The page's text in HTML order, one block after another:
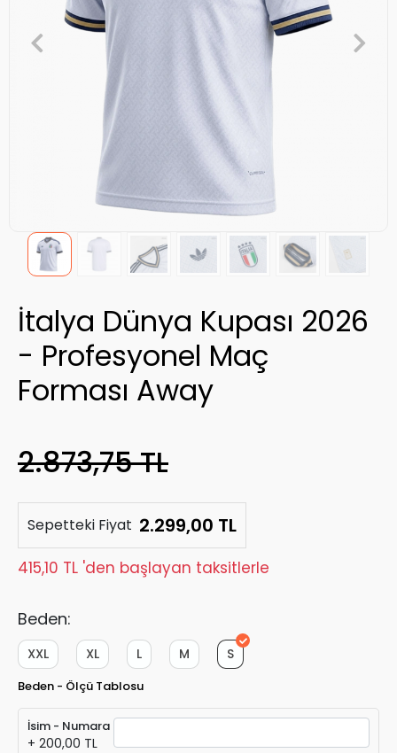
İtalya Dünya Kupası 2026
- Profesyonel Maç
Forması Away
2.873,75 TL
Sepetteki Fiyat 2.299,00 TL
415,10 TL 'den başlayan taksitlerle
Beden:
S
M
L
XL
XXL
Beden - Ölçü Tablosu
İsim - Numara
+ 200,00 TL